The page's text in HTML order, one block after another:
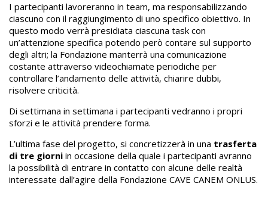
I partecipanti lavoreranno in team, ma responsabilizzando
ciascuno con il raggiungimento di uno specifico obiettivo. In
questo modo verrà presidiata ciascuna task con
un’attenzione specifica potendo però contare sul supporto
degli altri; la Fondazione manterrà una comunicazione
costante attraverso videochiamate periodiche per
controllare l’andamento delle attività, chiarire dubbi,
risolvere criticità.
Di settimana in settimana i partecipanti vedranno i propri
sforzi e le attività prendere forma.
L’ultima fase del progetto, si concretizzerà in una trasferta
di tre giorni in occasione della quale i partecipanti avranno
la possibilità di entrare in contatto con alcune delle realtà
interessate dall’agire della Fondazione CAVE CANEM ONLUS.